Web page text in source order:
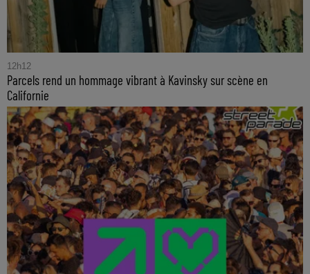
12h12
Parcels rend un hommage vibrant à Kavinsky sur scène en
Californie